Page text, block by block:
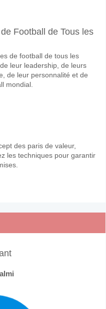
Football de Tous les
de football de tous les
leur leadership, de leurs
de leur personnalité et de
mondial.
des paris de valeur,
les techniques pour garantir